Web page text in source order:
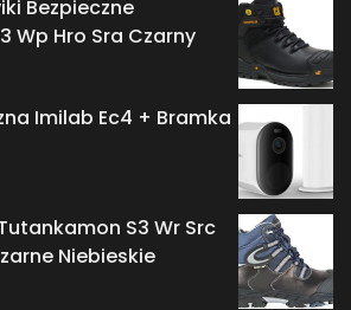
Bezpieczne
Wp Hro Sra Czarny
Imilab Ec4 + Bramka
S3 Wr Src
Niebieskie